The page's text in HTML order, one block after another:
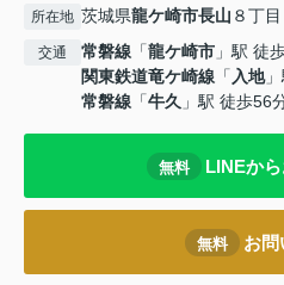
所在地 茨城県龍ケ崎市長山 ８丁目
交通 常磐線 「龍ケ崎市 」駅 徒
関東鉄道竜ケ崎線 「入地
常磐線 「牛久 」駅 徒歩56
無料 LINEか
無料 お問